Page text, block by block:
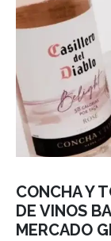
CONCHA Y
DE VINOS
MERCADO